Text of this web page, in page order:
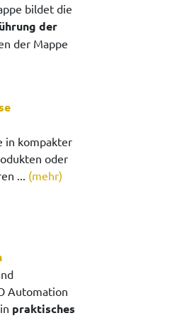
bildet die
der
der Mappe
in kompakter
oder
... (mehr)
Automation
praktisches